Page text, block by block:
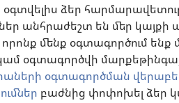
օգտվելիս ձեր
անհրաժեշտ են մեր կայքի
որոնք մենք օգտագործում ենք
օգտագործվի
օգտագործման
բաժնից փոփոխել ձեր